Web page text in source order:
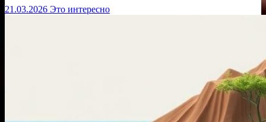
21.03.2026 Это интересно